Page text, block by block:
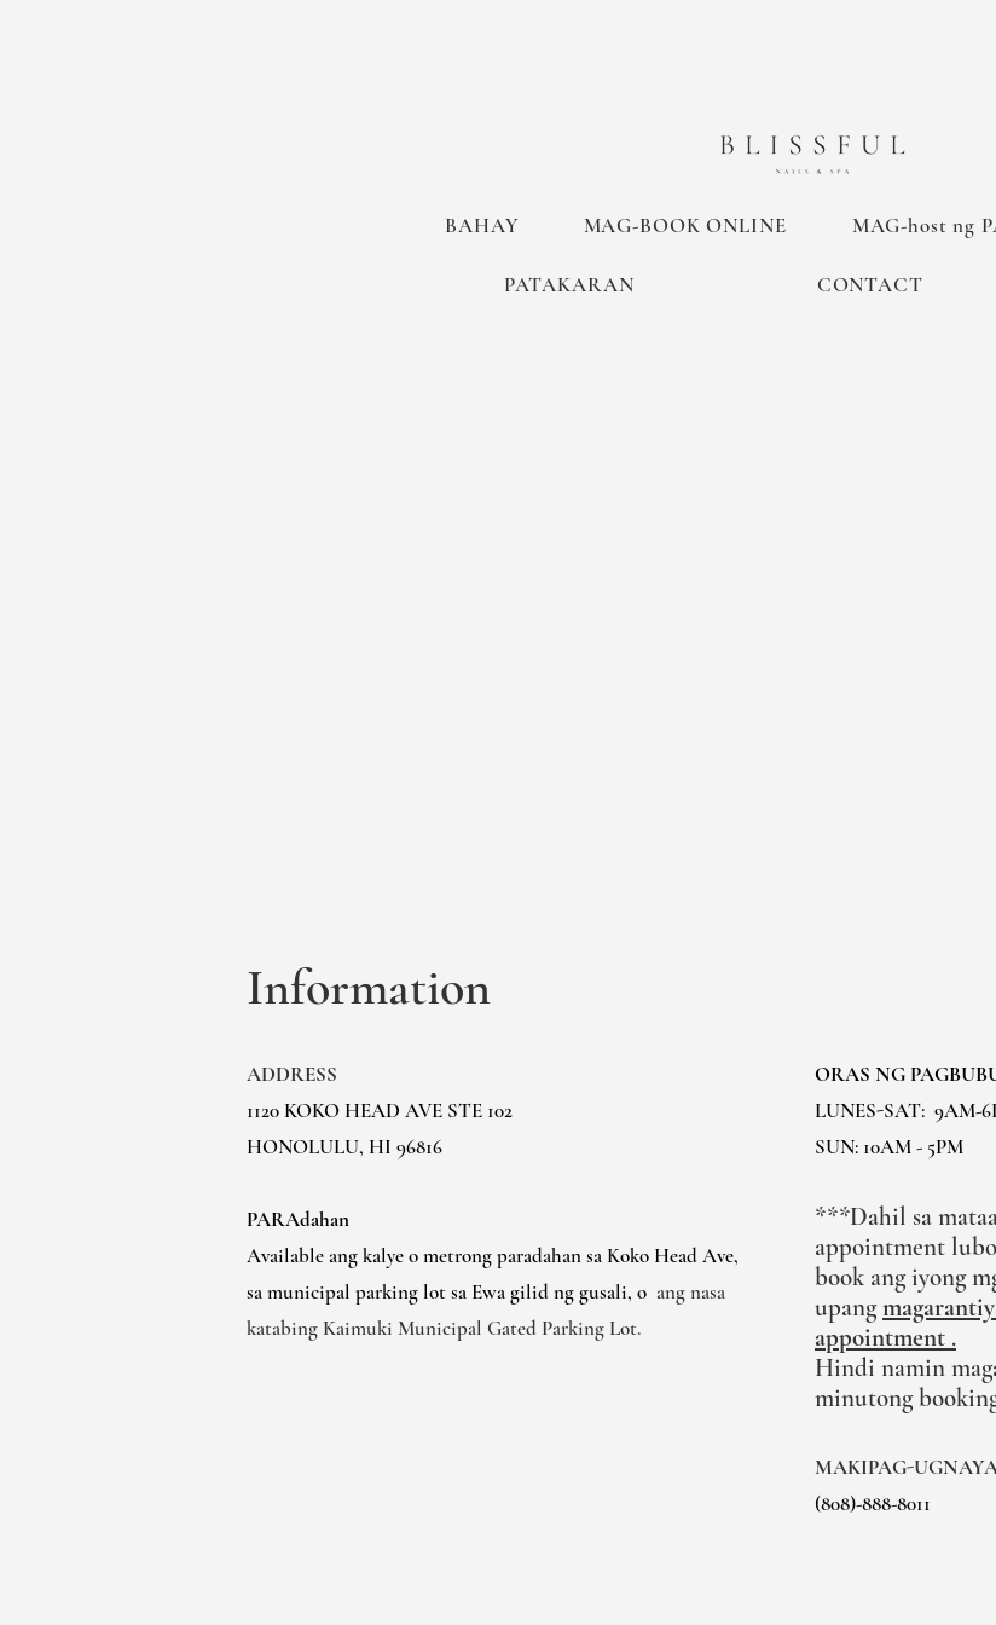
BAHAY MAG-BOOK ONLINE MAG-host ng
PATAKARAN CONTACT
Information
ADDRESS
1120 KOKO HEAD AVE STE 102
HONOLULU, HI 96816
PARAdahan
Available ang kalye o metrong paradahan sa Koko Head Ave,
sa municipal parking lot sa Ewa gilid ng gusali, o ang nasa
katabing Kaimuki Municipal Gated Parking Lot.
ORAS NG
LUNES-SAT: 9AM-
SUN: 10AM - 5PM
***Dahil sa
appointment
book ang iyong
upang
appointment .
Hindi namin
minutong
MAKIPAG-
(808)-888-8011